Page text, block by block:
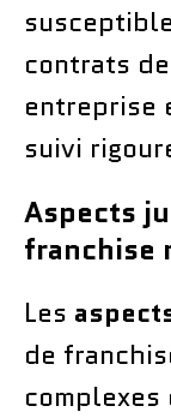
contrats
entreprise
suivi
Aspects
franchise
Les
de